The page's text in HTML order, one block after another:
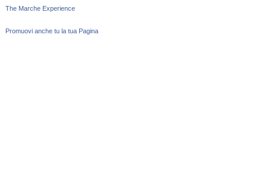
The Marche Experience
Promuovi anche tu la tua Pagina